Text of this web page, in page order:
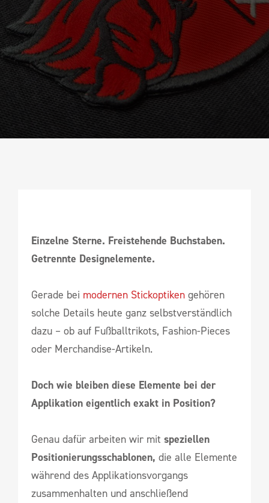
Einzelne Sterne. Freistehende Buchstaben.
Getrennte Designelemente.
Gerade bei modernen Stickoptiken gehören
solche Details heute ganz selbstverständlich
dazu – ob auf Fußballtrikots, Fashion-Pieces
oder Merchandise-Artikeln.
Doch wie bleiben diese Elemente bei der
Applikation eigentlich exakt in Position?
Genau dafür arbeiten wir mit speziellen
Positionierungsschablonen, die alle Elemente
während des Applikationsvorgangs
zusammenhalten und anschließend